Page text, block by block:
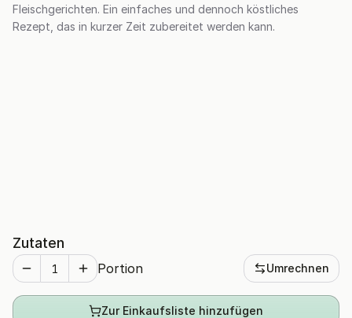
Fleischgerichten. Ein einfaches und dennoch köstliches
Rezept, das in kurzer Zeit zubereitet werden kann.
Zutaten
Portion Umrechnen
Zur Einkaufsliste hinzufügen